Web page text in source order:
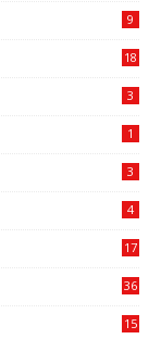
9
18
3
1
3
4
17
36
15